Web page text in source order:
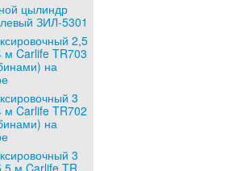
цылиндр
ЗИЛ-5301
2,5
м Carlife TR703
на
3
м Carlife TR702
на
3
м Carlife TR